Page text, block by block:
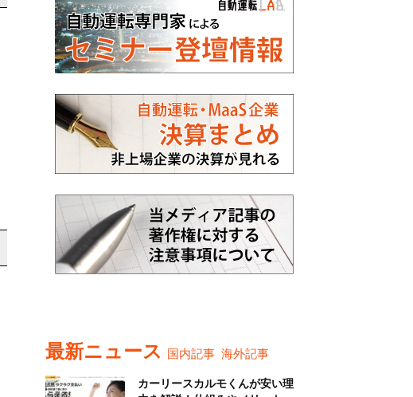
最新ニュース 国内記事 海外記事
カーリースカルモくんが安い理